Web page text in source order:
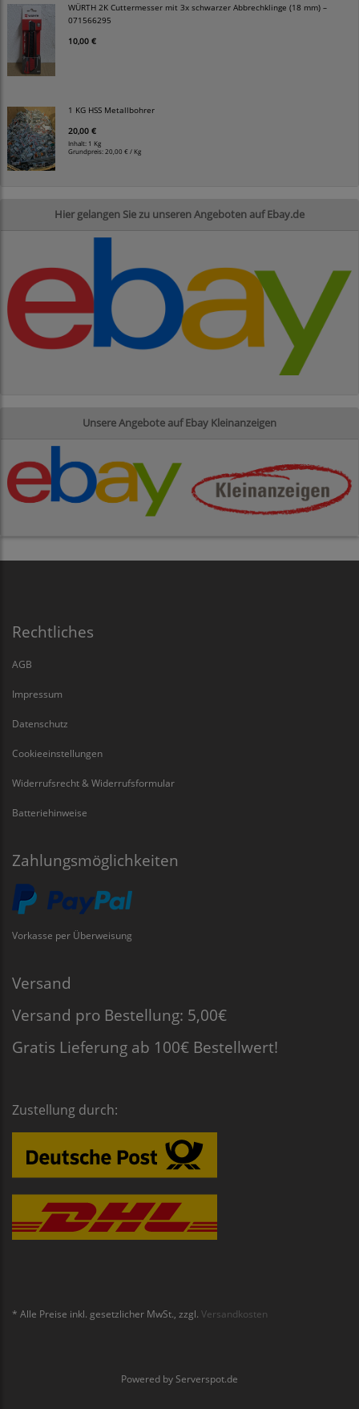
WÜRTH 2K Cuttermesser mit 3x schwarzer Abbrechklinge (18 mm) –
071566295
10,00 €
1 KG HSS Metallbohrer
20,00 €
Inhalt: 1 Kg
Grundpreis: 20,00 € / Kg
Hier gelangen Sie zu unseren Angeboten auf Ebay.de
Unsere Angebote auf Ebay Kleinanzeigen
Rechtliches
AGB
Impressum
Datenschutz
Cookieeinstellungen
Widerrufsrecht & Widerrufsformular
Batteriehinweise
Zahlungsmöglichkeiten
Vorkasse per Überweisung
Versand
Versand pro Bestellung: 5,00€
Gratis Lieferung ab 100€ Bestellwert!
Zustellung durch:
* Alle Preise inkl. gesetzlicher MwSt., zzgl. Versandkosten
Powered by Serverspot.de